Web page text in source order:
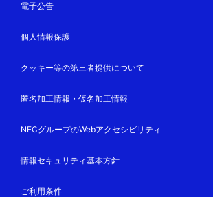
電子公告
個人情報保護
クッキー等の第三者提供について
匿名加工情報・仮名加工情報
NECグループのWebアクセシビリティ
情報セキュリティ基本方針
ご利用条件